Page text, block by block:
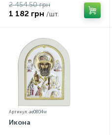
2 454.50 грн
1 182 грн /шт.
Артикул: ae0804w
Икона